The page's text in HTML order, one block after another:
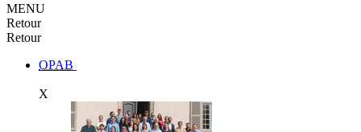
MENU
Retour
Retour
OPAB
X